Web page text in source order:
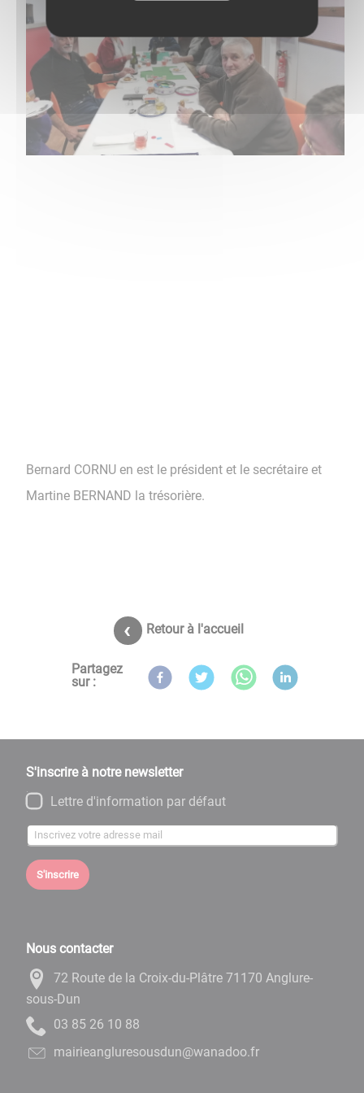
Bernard CORNU en est le président et le secrétaire et
Martine BERNAND la trésorière.
Retour à l'accueil
Partagez
sur :
S'inscrire à notre newsletter
Lettre d'information par défaut
S'inscrire
Nous contacter
72 Route de la Croix-du-Plâtre 71170 Anglure-
sous-Dun
88 01 62 58 30
rf.oodanaw@nudsuoserulgnaeiriam